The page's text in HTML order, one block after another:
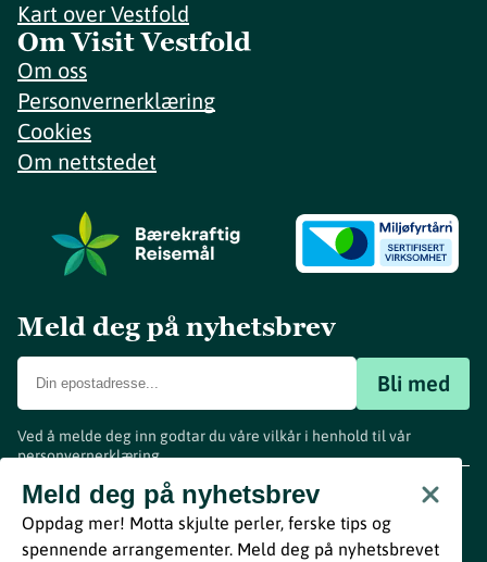
Kart over Vestfold
Om Visit Vestfold
Om oss
Personvernerklæring
Cookies
Om nettstedet
Meld deg på nyhetsbrev
Bli med
Ved å melde deg inn godtar du våre vilkår i henhold til vår
personvernerklæring.
Meld deg på nyhetsbrev
Oppdag mer! Motta skjulte perler, ferske tips og
spennende arrangementer. Meld deg på nyhetsbrevet
www.visitvestfold.com
Turistinformasjon
Vestfold Fylkeskommune